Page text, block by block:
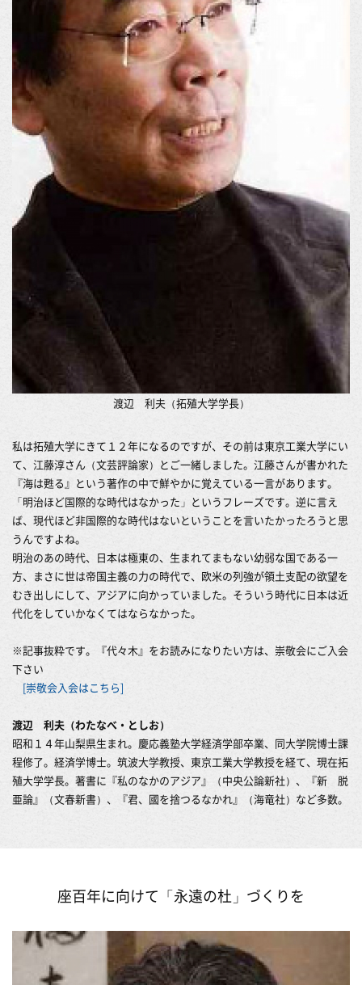
渡辺 利夫（拓殖大学学長）
私は拓殖大学にきて１２年になるのですが、その前は東京工業大学にい
て、江藤淳さん（文芸評論家）とご一緒しました。江藤さんが書かれた
『海は甦る』という著作の中で鮮やかに覚えている一言があります。
「明治ほど国際的な時代はなかった」というフレーズです。逆に言え
ば、現代ほど非国際的な時代はないということを言いたかったろうと思
うんですよね。
明治のあの時代、日本は極東の、生まれてまもない幼弱な国である一
方、まさに世は帝国主義の力の時代で、欧米の列強が領土支配の欲望を
むき出しにして、アジアに向かっていました。そういう時代に日本は近
代化をしていかなくてはならなかった。
※記事抜粋です。『代々木』をお読みになりたい方は、崇敬会にご入会
下さい
[崇敬会入会はこちら]
渡辺 利夫（わたなべ・としお）
昭和１４年山梨県生まれ。慶応義塾大学経済学部卒業、同大学院博士課
程修了。経済学博士。筑波大学教授、東京工業大学教授を経て、現在拓
殖大学学長。著書に『私のなかのアジア』（中央公論新社）、『新 脱
亜論』（文春新書）、『君、國を捨つるなかれ』（海竜社）など多数。
座百年に向けて「永遠の杜」づくりを